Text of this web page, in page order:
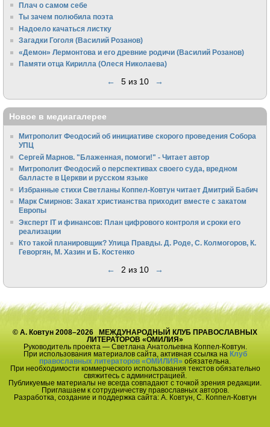
Плач о самом себе
Ты зачем полюбила поэта
Надоело качаться листку
Загадки Гоголя (Василий Розанов)
«Демон» Лермонтова и его древние родичи (Василий Розанов)
Памяти отца Кирилла (Олеся Николаева)
← 5 из 10 →
Новое в медиагалерее
Митрополит Феодосий об инициативе скорого проведения Собора
УПЦ
Сергей Марнов. "Блаженная, помоги!" - Читает автор
Митрополит Феодосий о перспективах своего суда, вредном
балласте в Церкви и русском языке
Избранные стихи Светланы Коппел-Ковтун читает Дмитрий Бабич
Марк Смирнов: Закат христианства приходит вместе с закатом
Европы
Эксперт IT и финансов: План цифрового контроля и сроки его
реализации
Кто такой планировщик? Улица Правды. Д. Роде, С. Колмогоров, К.
Геворгян, М. Хазин и Б. Костенко
← 2 из 10 →
© А. Ковтун 2008–2026 МЕЖДУНАРОДНЫЙ КЛУБ ПРАВОСЛАВНЫХ
ЛИТЕРАТОРОВ «ОМИЛИЯ»
Руководитель проекта — Светлана Анатольевна Коппел-Ковтун.
При использования материалов сайта, активная ссылка на Клуб
православных литераторов «ОМИЛИЯ» обязательна.
При необходимости коммерческого использования текстов обязательно
свяжитесь с администрацией.
Публикуемые материалы не всегда совпадают с точкой зрения редакции.
Приглашаем к сотрудничеству православных авторов.
Разработка, создание и поддержка сайта: А. Ковтун, С. Коппел-Ковтун